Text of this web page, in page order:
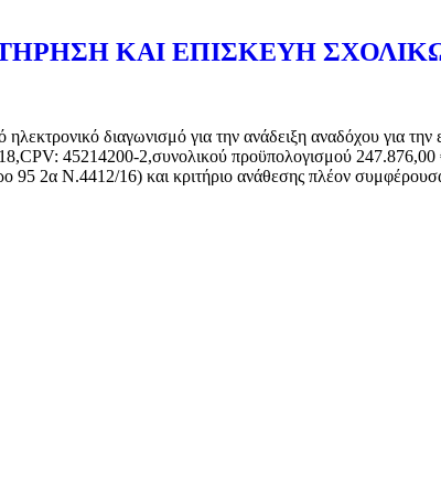
ΚΑΙ ΕΠΙΣΚΕΥΗ
διαγωνισμό για την ανάδειξη αναδόχου για
45214200-2,συνολικού προϋπολογισμού
95 2α Ν.4412/16) και κριτήριο ανάθεσης πλέον